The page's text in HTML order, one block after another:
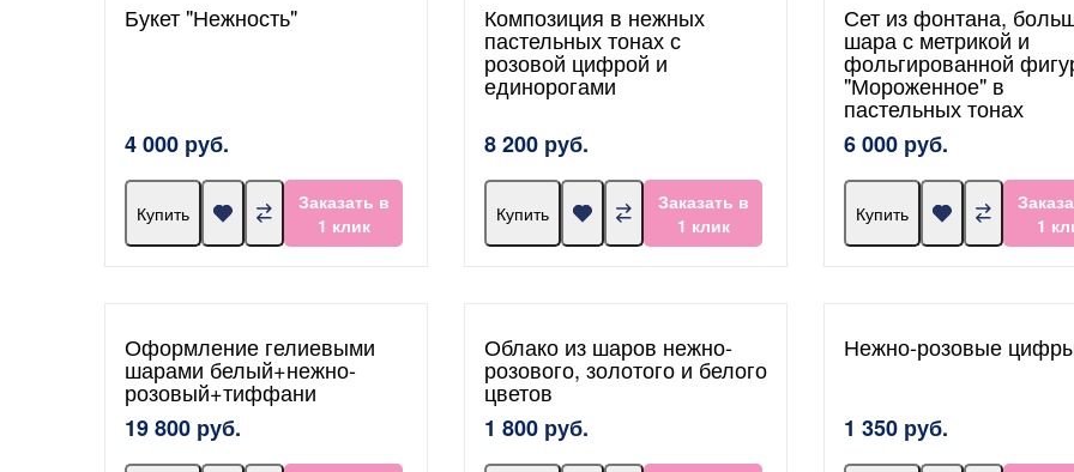
Букет "Нежность"
4 000 руб.
Купить
Заказать в
1 клик
Композиция в нежных
пастельных тонах с
розовой цифрой и
единорогами
8 200 руб.
Купить
Заказать в
1 клик
Сет из фонтана,
шара с метрикой и
фольгированной
"Мороженное" в
пастельных тонах
6 000 руб.
Купить
1
Оформление гелиевыми
шарами белый+нежно-
розовый+тиффани
19 800 руб.
Облако из шаров нежно-
розового, золотого и белого
цветов
1 800 руб.
Нежно-розовые
1 350 руб.